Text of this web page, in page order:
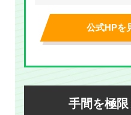
公式HPを
手間を極限